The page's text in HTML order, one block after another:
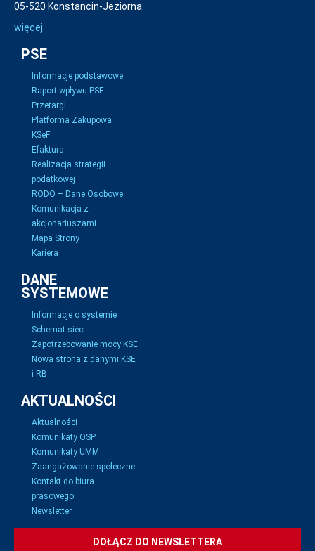
05-520 Konstancin-Jeziorna
więcej
PSE
Informacje podstawowe
Raport wpływu PSE
Przetargi
Platforma Zakupowa
KSeF
Efaktura
Realizacja strategii
podatkowej
RODO – Dane Osobowe
Komunikacja z
akcjonariuszami
Mapa Strony
Kariera
DANE
SYSTEMOWE
Informacje o systemie
Schemat sieci
Zapotrzebowanie mocy KSE
Nowa strona z danymi KSE
i RB
AKTUALNOŚCI
Aktualności
Komunikaty OSP
Komunikaty UMM
Zaangażowanie społeczne
Kontakt do biura
prasowego
Newsletter
DOŁĄCZ DO NEWSLETTERA